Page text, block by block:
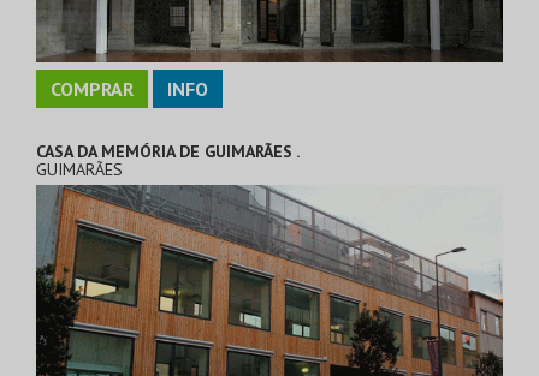
COMPRAR INFO
CASA DA MEMÓRIA DE GUIMARÃES .
GUIMARÃES